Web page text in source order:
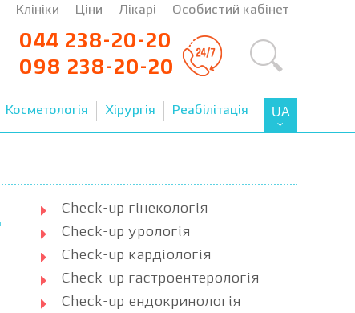
Клініки Ціни Лікарі Особистий кабінет
044 238-20-20
098 238-20-20
Косметологія Хірургія Реабілітація UA
Check-up гінекологія
Check-up урологія
Check-up кардіологія
Check-up гастроентерологія
Check-up ендокринологія